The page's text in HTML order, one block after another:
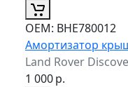
ОЕМ: BHE780012
Амортизатор
Land Rover
1 000р.